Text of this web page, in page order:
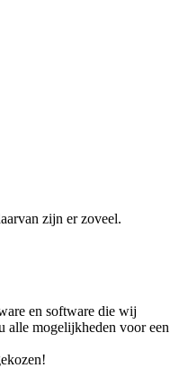
zijn er zoveel.
en software die wij
alle mogelijkheden voor een